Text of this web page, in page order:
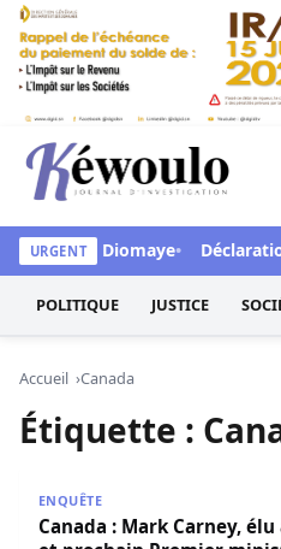
Aller au contenu
Kéwoulo, le premier site
URGENTDiomaye Déclaration
POLITIQUE JUSTICE
Accueil Canada
Étiquette :
ENQUÊTE
Canada : Mark Carney,